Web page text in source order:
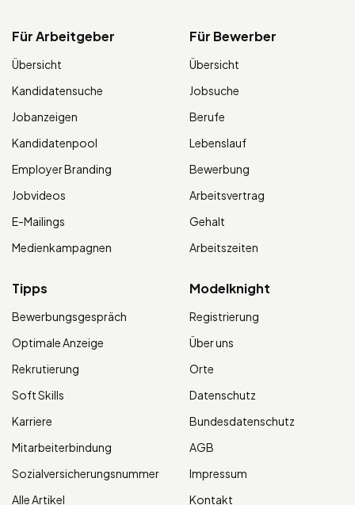
Für Arbeitgeber
Übersicht
Kandidatensuche
Jobanzeigen
Kandidatenpool
Employer Branding
Jobvideos
E-Mailings
Medienkampagnen
Für Bewerber
Übersicht
Jobsuche
Berufe
Lebenslauf
Bewerbung
Arbeitsvertrag
Gehalt
Arbeitszeiten
Tipps
Bewerbungsgespräch
Optimale Anzeige
Rekrutierung
Soft Skills
Karriere
Mitarbeiterbindung
Sozialversicherungsnummer
Alle Artikel
Modelknight
Registrierung
Über uns
Orte
Datenschutz
Bundesdatenschutz
AGB
Impressum
Kontakt